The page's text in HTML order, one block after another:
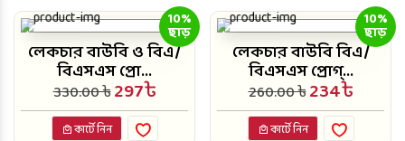
10%
ছাড়
লেকচার বাউবি ও বিএ/
বিএসএস প্রো...
330.00 ৳297৳
কার্টে নিন
10%
ছাড়
লেকচার বাউবি বিএ/
বিএসএস প্রোগ্...
260.00 ৳234৳
কার্টে নিন